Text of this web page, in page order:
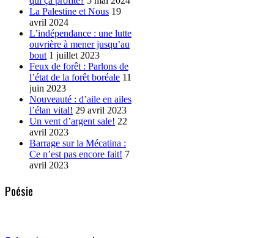
La Palestine et Nous 19
avril 2024
L’indépendance : une lutte
ouvrière à mener jusqu’au
bout 1 juillet 2023
Feux de forêt : Parlons de
l’état de la forêt boréale 11
juin 2023
Nouveauté : d’aile en ailes
l’élan vital! 29 avril 2023
Un vent d’argent sale! 22
avril 2023
Barrage sur la Mécatina :
Ce n’est pas encore fait! 7
avril 2023
Poésie